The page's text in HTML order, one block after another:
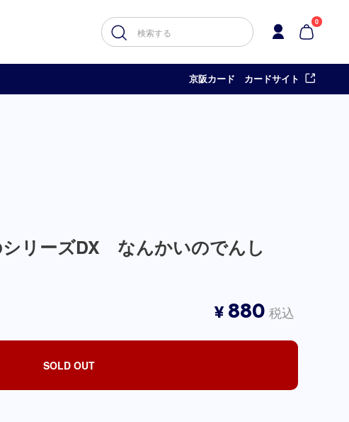
0
京阪カード カードサイト
シリーズDX なんかいのでんし
¥ 880 税込
SOLD OUT